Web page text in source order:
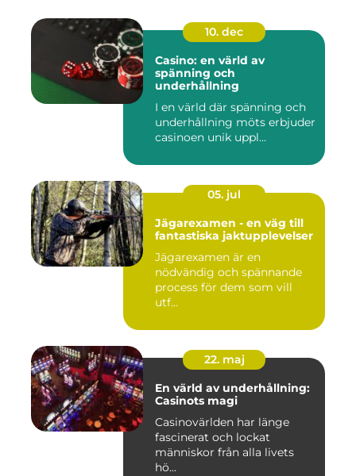
10. dec
Casino: en värld av
spänning och
underhållning
I en värld där spänning och
underhållning möts erbjuder
casinoen unik uppl...
05. jul
Jägarexamen - en väg till
fantastiska jaktupplevelser
Jägarexamen är en
nödvändig och spännande
process för dem som vill
utf...
22. maj
En värld av underhållning:
Casinots magi
Casinovärlden har länge
fascinerat och lockat
människor från alla livets
hö...